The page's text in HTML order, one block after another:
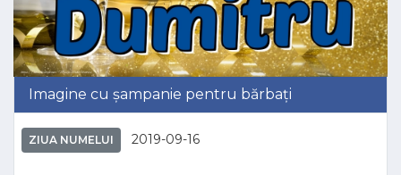
Imagine cu șampanie pentru bărbați
ZIUA NUMELUI 2019-09-16